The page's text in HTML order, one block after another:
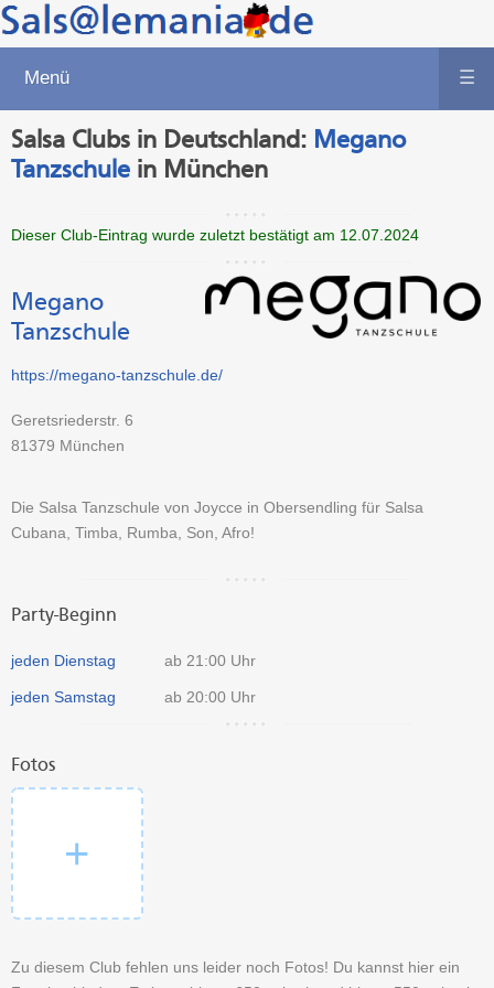
Menü ☰
Salsa Clubs in Deutschland: Megano
Tanzschule in München
Dieser Club-Eintrag wurde zuletzt bestätigt am 12.07.2024
Megano
Tanzschule
https://megano-tanzschule.de/
Geretsriederstr. 6
81379 München
Die Salsa Tanzschule von Joycce in Obersendling für Salsa
Cubana, Timba, Rumba, Son, Afro!
Party-Beginn
jeden Dienstag ab 21:00 Uhr
jeden Samstag ab 20:00 Uhr
Fotos
Zu diesem Club fehlen uns leider noch Fotos! Du kannst hier ein